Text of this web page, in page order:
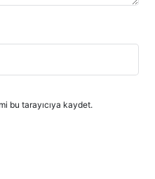
bu tarayıcıya kaydet.